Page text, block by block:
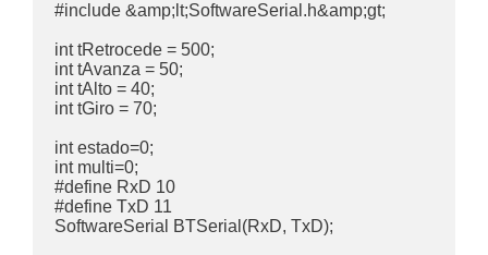
#include &amp;lt;SoftwareSerial.h&amp;gt;
int tRetrocede = 500;
int tAvanza = 50;
int tAlto = 40;
int tGiro = 70;
int estado=0;
int multi=0;
#define RxD 10
#define TxD 11
SoftwareSerial BTSerial(RxD, TxD);